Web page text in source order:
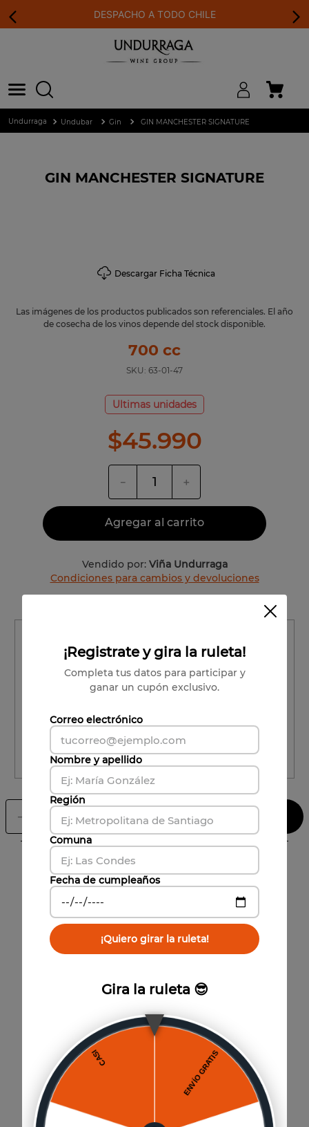
DESPACHO A TODO CHILE
Undubar Gin GIN MANCHESTER SIGNATURE
Descargar Ficha Técnica
Las imágenes de los productos publicados son referenciales. El año
de cosecha de los vinos depende del stock disponible.
GIN MANCHESTER SIGNATURE
700 cc
SKU: 63-01-47
Ultimas unidades
$45.990
＋
－
Agregar al carrito
Vendido por: Viña Undurraga
Condiciones para cambios y devoluciones
Región
Comuna
CALCULAR ENVÍO
＋
－ Agregar al carrito
Características
Formato
700 cc
También te puede interesar
Gira la ruleta 😎
¡Registrate y gira la ruleta!
Completa tus datos para participar y
ganar un cupón exclusivo.
Correo electrónico
Nombre y apellido
Región
Comuna
Fecha de cumpleaños
¡Quiero girar la ruleta!